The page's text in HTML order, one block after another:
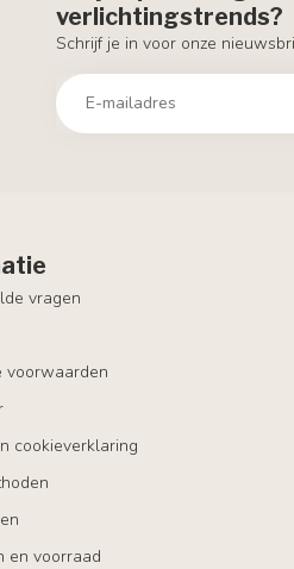
verlichtingstrends?
Schrijf je in voor onze
vragen
voorwaarden
cookieverklaring
en voorraad